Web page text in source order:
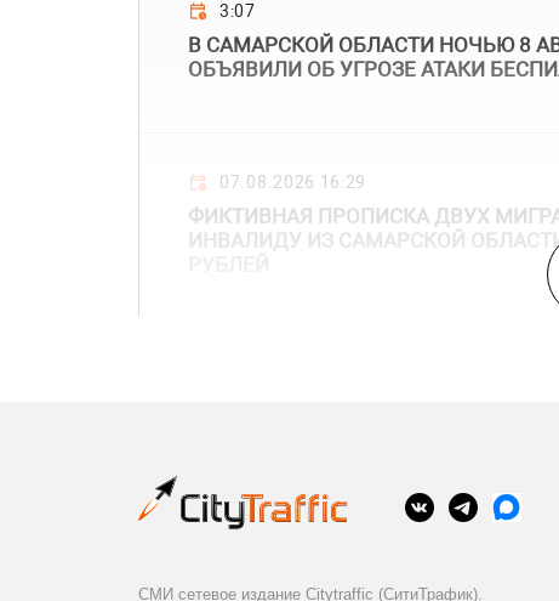
3:07
В САМАРСКОЙ ОБЛАСТИ НОЧЬЮ 8
ОБЪЯВИЛИ ОБ УГРОЗЕ АТАКИ
07.08.2026 16:29
ФИКТИВНАЯ ПРОПИСКА ДВУХ
ИНВАЛИДУ ИЗ САМАРСКОЙ
СМИ сетевое издание Citytraffic (СитиТрафик).